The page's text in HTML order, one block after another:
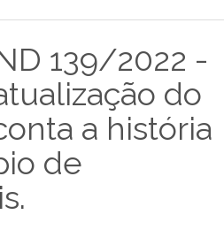
139/2022 -
do
a história
de